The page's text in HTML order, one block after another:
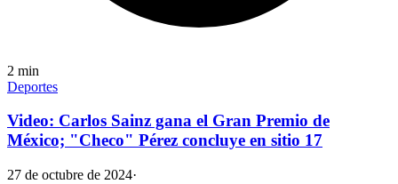
2 min
Deportes
Video: Carlos Sainz gana el Gran Premio de
México; "Checo" Pérez concluye en sitio 17
27 de octubre de 2024·